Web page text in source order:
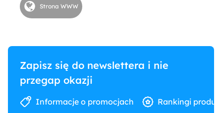
Strona WWW
Zapisz się do newslettera i nie
przegap okazji
Informacje o promocjach Rankingi